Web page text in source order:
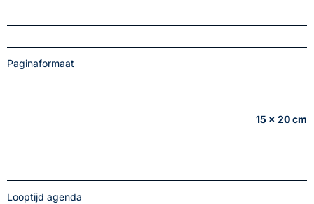
Paginaformaat
15 x 20 cm
Looptijd agenda